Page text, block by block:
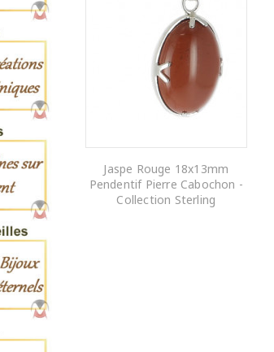
Jaspe Rouge 18x13mm
Pendentif Pierre Cabochon -
Collection Sterling